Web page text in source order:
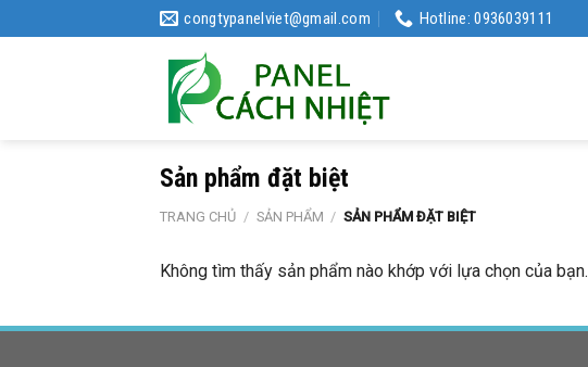
to
congtypanelviet@gmail.com Hotline: 0936039111
Sản phẩm đặt biệt
TRANG CHỦ / SẢN PHẨM / SẢN PHẨM ĐẶT BIỆT
Không tìm thấy sản phẩm nào khớp với lựa chọn của bạn.